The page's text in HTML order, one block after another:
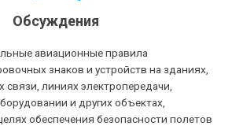
Обсуждения
авиационные правила
знаков и устройств на зданиях,
линиях электропередачи,
и других объектах,
обеспечения безопасности полетов